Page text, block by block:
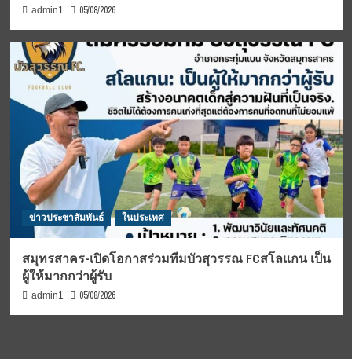
admin1 05/08/2026
ข่าวประชาสัมพันธ์ ในประเทศ
สมุทรสาคร-เปิดโอกาสร่วมทีมบัวสุวรรณ FCสโลแกน เป็น
ผู้ให้มากกว่าผู้รับ
admin1 05/08/2026